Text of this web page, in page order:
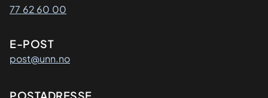
77 62 60 00
E-POST
post@unn.no